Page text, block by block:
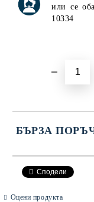
или се
10334
БЪРЗА
Сподели
Оцени продукта